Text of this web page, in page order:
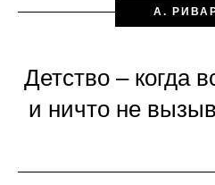
А.
Детство – когда
и ничто не